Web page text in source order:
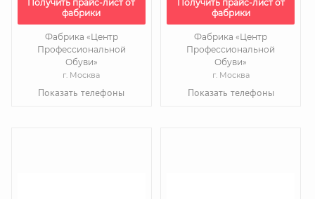
Получить прайс-лист от
фабрики
Фабрика «Центр
Профессиональной
Обуви»
г. Москва
Показать телефоны
Получить прайс-лист от
фабрики
Фабрика «Центр
Профессиональной
Обуви»
г. Москва
Показать телефоны